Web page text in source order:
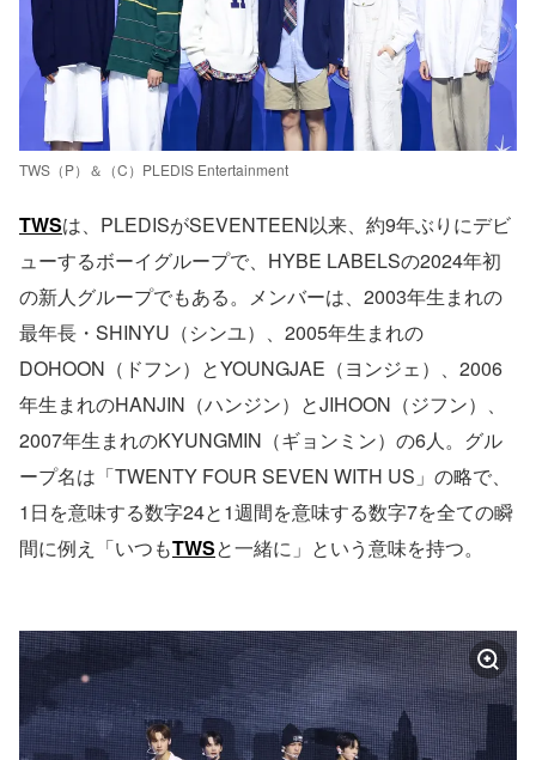
TWS（P）＆（C）PLEDIS Entertainment
TWSは、PLEDISがSEVENTEEN以来、約9年ぶりにデビ
ューするボーイグループで、HYBE LABELSの2024年初
の新人グループでもある。メンバーは、2003年生まれの
最年長・SHINYU（シンユ）、2005年生まれの
DOHOON（ドフン）とYOUNGJAE（ヨンジェ）、2006
年生まれのHANJIN（ハンジン）とJIHOON（ジフン）、
2007年生まれのKYUNGMIN（ギョンミン）の6人。グル
ープ名は「TWENTY FOUR SEVEN WITH US」の略で、
1日を意味する数字24と1週間を意味する数字7を全ての瞬
間に例え「いつもTWSと一緒に」という意味を持つ。